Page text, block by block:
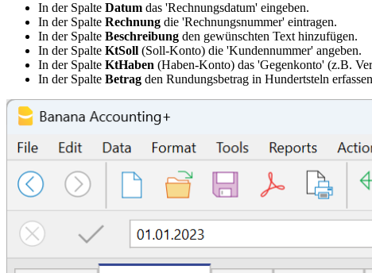
In der Spalte Datum das 'Rechnungsdatum' eingeben.
In der Spalte Rechnung die 'Rechnungsnummer' eintragen.
In der Spalte Beschreibung den gewünschten Text hinzufügen.
In der Spalte KtSoll (Soll-Konto) die 'Kundennummer' angeben.
In der Spalte KtHaben (Haben-Konto) das 'Gegenkonto' (z.B.
In der Spalte Betrag den Rundungsbetrag in Hundertsteln